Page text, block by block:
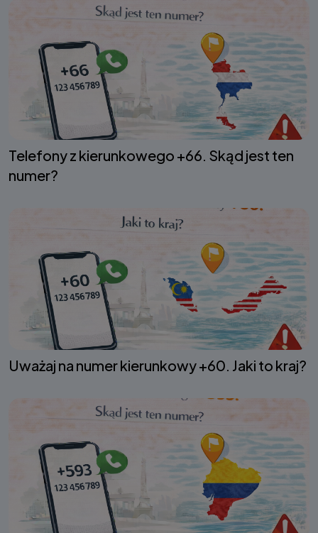
Telefony z kierunkowego +66. Skąd jest ten
numer?
Uważaj na numer kierunkowy +60. Jaki to kraj?